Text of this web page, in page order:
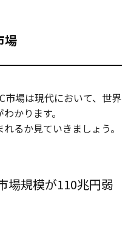
場
市場は現代において、世界
かります。
るか見ていきましょう。
場規模が110兆円弱